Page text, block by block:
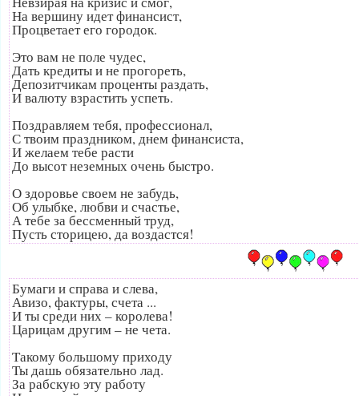
На вершину идет финансист,
Процветает его городок.
Это вам не поле чудес,
Дать кредиты и не прогореть,
Депозитчикам проценты раздать,
И валюту взрастить успеть.
Поздравляем тебя, профессионал,
С твоим праздником, днем финансиста,
И желаем тебе расти
До высот неземных очень быстро.
О здоровье своем не забудь,
Об улыбке, любви и счастье,
А тебе за бессменный труд,
Пусть сторицею, да воздастся!
Бумаги и справа и слева,
Авизо, фактуры, счета ...
И ты среди них – королева!
Царицам другим – не чета.
Такому большому приходу
Ты дашь обязательно лад.
За рабскую эту работу